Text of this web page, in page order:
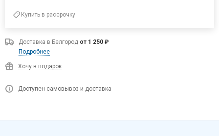
Купить в рассрочку
Доставка в Белгород от 1 250 ₽
Подробнее
Хочу в подарок
Доступен самовывоз и доставка